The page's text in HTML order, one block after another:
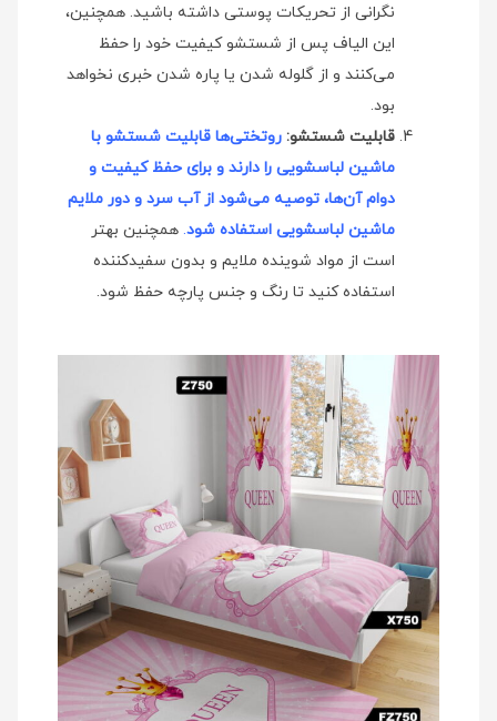
نگرانی از تحریکات پوستی داشته باشید. همچنین،
این الیاف پس از شستشو کیفیت خود را حفظ
می‌کنند و از گلوله شدن یا پاره شدن خبری نخواهد
بود.
قابلیت شستشو: روتختی‌ها قابلیت شستشو با
ماشین لباسشویی را دارند و برای حفظ کیفیت و
دوام آن‌ها، توصیه می‌شود از آب سرد و دور ملایم
ماشین لباسشویی استفاده شود. همچنین بهتر
است از مواد شوینده ملایم و بدون سفیدکننده
استفاده کنید تا رنگ و جنس پارچه حفظ شود.